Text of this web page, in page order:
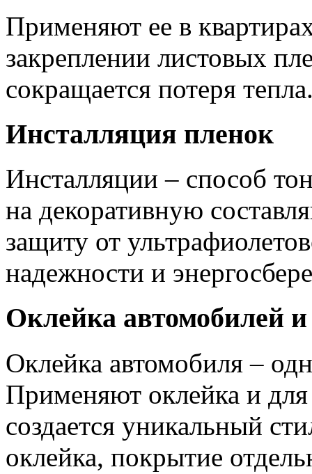
Применяют ее в
закреплении листовых
сокращается потеря
Инсталляция пленок
Инсталляции – способ
на декоративную
защиту от
надежности и
Оклейка автомобилей и
Оклейка автомобиля –
Применяют оклейка и
создается уникальный
оклейка, покрытие